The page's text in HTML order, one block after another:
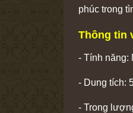
phúc trong
Thông tin
- Tính năng:
- Dung tích:
- Trong